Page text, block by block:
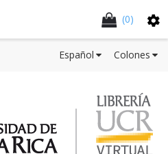
(0)
Colones
Español